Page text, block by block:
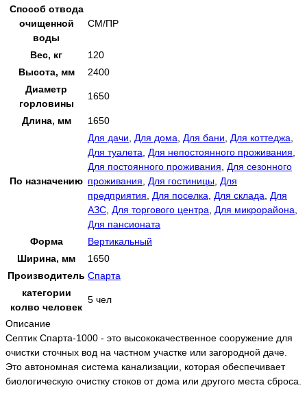
Способ отвода
очищенной
воды
СМ/ПР
Вес, кг
120
Высота, мм
2400
Диаметр
горловины
1650
Длина, мм 1650
По назначению
Для дачи Для дома Для бани Для коттеджа
Для туалета
Для непостоянного проживания
Для постоянного проживания
Для сезонного
проживания
Для гостиницы Для
предприятия
Для поселка Для склада
Для
АЗС Для торгового центра Для микрорайона
Для пансионата
Форма
Вертикальный
Ширина, мм
1650
Производитель Спарта
категории
колво человек
5 чел
Описание
Септик Спарта-1000 - это высококачественное сооружение для
очистки сточных вод на частном участке или загородной даче.
Это автономная система канализации, которая обеспечивает
биологическую очистку стоков от дома или другого места сброса.